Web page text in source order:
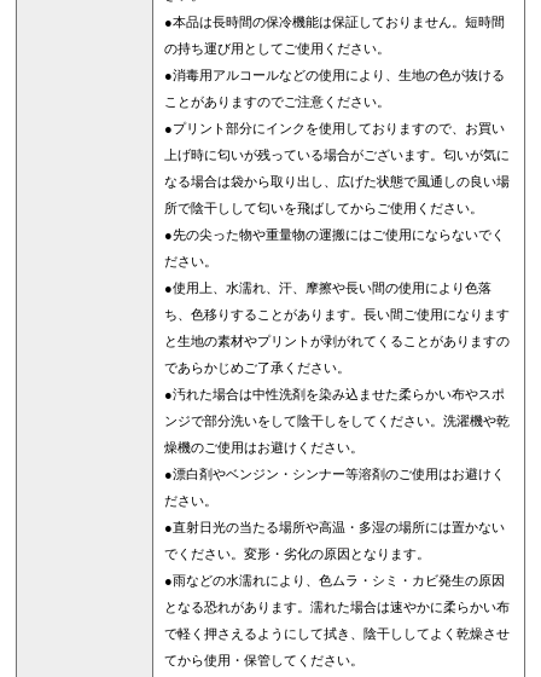
●本品は長時間の保冷機能は保証しておりません。短時間
の持ち運び用としてご使用ください。
●消毒用アルコールなどの使用により、生地の色が抜ける
ことがありますのでご注意ください。
●プリント部分にインクを使用しておりますので、お買い
上げ時に匂いが残っている場合がございます。匂いが気に
なる場合は袋から取り出し、広げた状態で風通しの良い場
所で陰干しして匂いを飛ばしてからご使用ください。
●先の尖った物や重量物の運搬にはご使用にならないでく
ださい。
●使用上、水濡れ、汗、摩擦や長い間の使用により色落
ち、色移りすることがあります。長い間ご使用になります
と生地の素材やプリントが剥がれてくることがありますの
であらかじめご了承ください。
●汚れた場合は中性洗剤を染み込ませた柔らかい布やスポ
ンジで部分洗いをして陰干しをしてください。洗濯機や乾
燥機のご使用はお避けください。
●漂白剤やベンジン・シンナー等溶剤のご使用はお避けく
ださい。
●直射日光の当たる場所や高温・多湿の場所には置かない
でください。変形・劣化の原因となります。
●雨などの水濡れにより、色ムラ・シミ・カビ発生の原因
となる恐れがあります。濡れた場合は速やかに柔らかい布
で軽く押さえるようにして拭き、陰干ししてよく乾燥させ
てから使用・保管してください。